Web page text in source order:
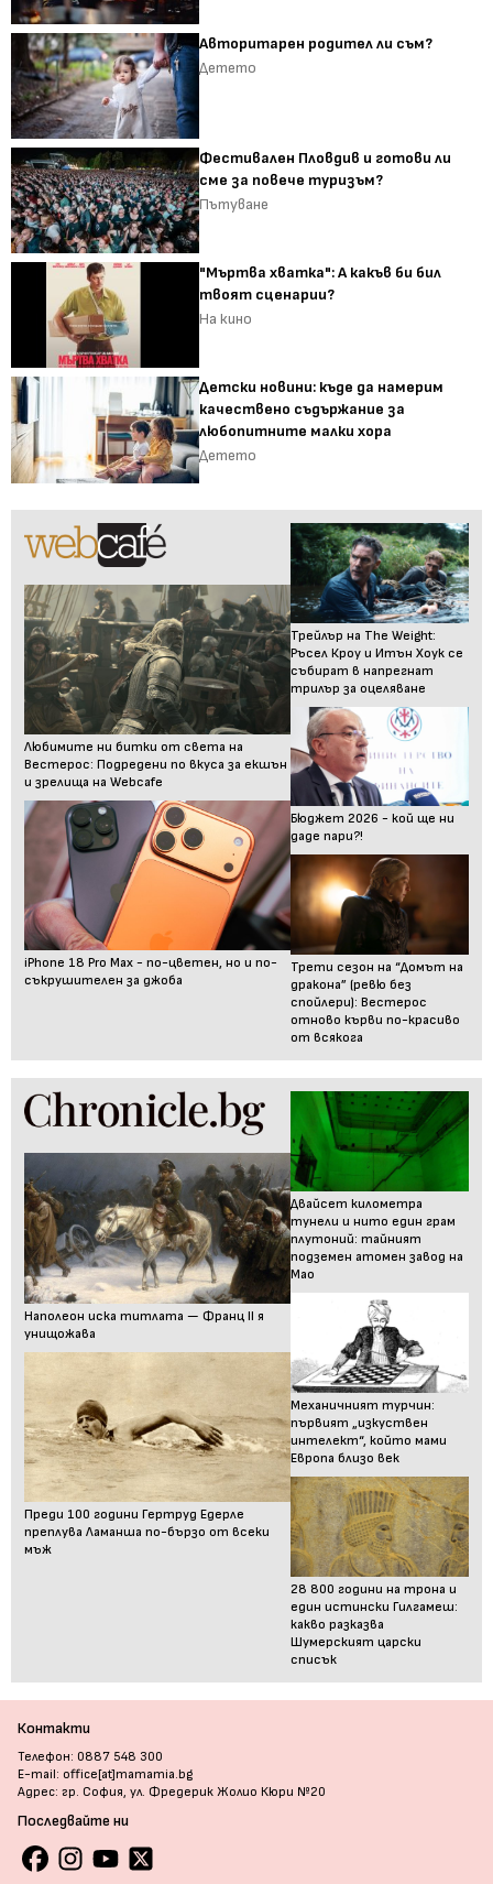
Авторитарен родител ли съм?
Детето
Фестивален Пловдив и готови ли
сме за повече туризъм?
Пътуване
"Мъртва хватка": А какъв би бил
твоят сценарии?
На кино
Детски новини: къде да намерим
качествено съдържание за
любопитните малки хора
Детето
Любимите ни битки от света на
Вестерос: Подредени по вкуса за екшън
и зрелища на Webcafe
iPhone 18 Pro Max - по-цветен, но и по-
съкрушителен за джоба
Трейлър на The Weight:
Ръсел Кроу и Итън Хоук се
събират в напрегнат
трилър за оцеляване
Бюджет 2026 - кой ще ни
даде пари?!
Трети сезон на “Домът на
дракона” (ревю без
спойлери): Вестерос
отново кърви по-красиво
от всякога
Наполеон иска титлата — Франц II я
унищожава
Преди 100 години Гертруд Едерле
преплува Ламанша по-бързо от всеки
мъж
Двайсет километра
тунели и нито един грам
плутоний: тайният
подземен атомен завод на
Мао
Механичният турчин:
първият „изкуствен
интелект“, който мами
Европа близо век
28 800 години на трона и
един истински Гилгамеш:
какво разказва
Шумерският царски
списък
Контакти
Телефон: 0887 548 300
E-mail: office[at]mamamia.bg
Адрес: гр. София, ул. Фредерик Жолио Кюри №20
Последвайте ни